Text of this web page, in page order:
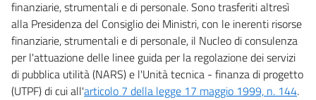
finanziarie, strumentali e di personale. Sono trasferiti altresì
alla Presidenza del Consiglio dei Ministri, con le inerenti risorse
finanziarie, strumentali e di personale, il Nucleo di consulenza
per l'attuazione delle linee guida per la regolazione dei servizi
di pubblica utilità (NARS) e l'Unità tecnica - finanza di progetto
(UTPF) di cui all'articolo 7 della legge 17 maggio 1999, n. 144.